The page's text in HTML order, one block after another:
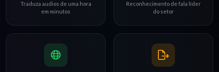
Traduza audios de uma hora
em minutos
Reconhecimento de fala líder
do setor